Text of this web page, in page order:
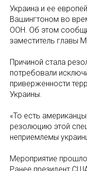
Украина и ее
Вашингтоном во
ООН. Об этом
заместитель главы
Причиной стала
потребовали
приверженности
Украины.
«То есть
резолюцию этой
неприемлемы
Мероприятие
Ранее президент